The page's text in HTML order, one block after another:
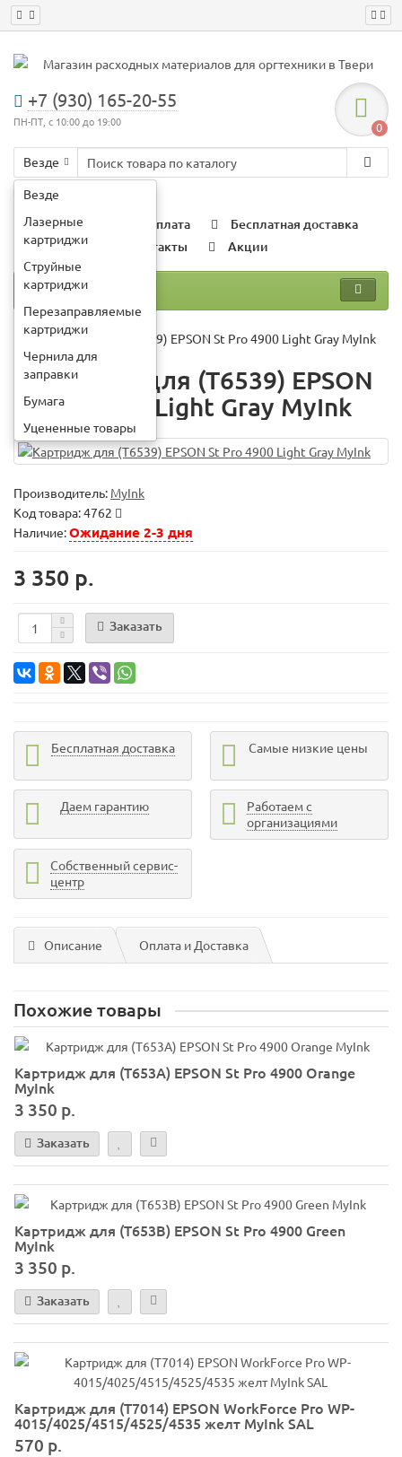
+7 (930) 165-20-55
ПН-ПТ, с 10:00 до 19:00 0
Везде
Везде
Лазерные
картриджи
Струйные
картриджи
Перезаправляемые
картриджи
Чернила для
заправки
Бумага
Уцененные товары
Например:
О компании Оплата
Бесплатная доставка
Гарантии
Контакты Акции
Каталог
Картридж для (T6539) EPSON St Pro 4900 Light Gray MyInk
Картридж для (T6539) EPSON
St Pro 4900 Light Gray MyInk
Производитель: MyInk
Код товара:4762
Наличие:Ожидание 2-3 дня
3 350 р.
Заказать
Бесплатная доставка Самые низкие цены
Даем гарантию
Работаем с
организациями
Собственный сервис-
центр
Описание Оплата и Доставка
Похожие товары
Картридж для (T653A) EPSON St Pro 4900 Orange
MyInk
3 350 р.
Заказать
Картридж для (T653B) EPSON St Pro 4900 Green
MyInk
3 350 р.
Заказать
Картридж для (T7014) EPSON WorkForce Pro WP-
4015/4025/4515/4525/4535 желт MyInk SAL
570 р.